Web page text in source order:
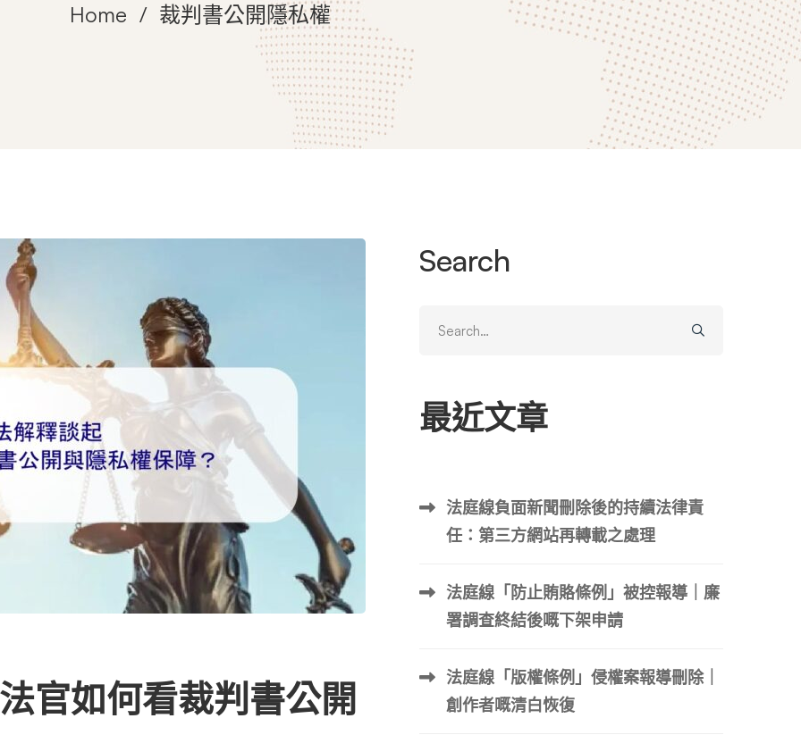
Home 裁判書公開隱私權
官如何看裁判書公開
Search
for:
最近文章
法庭線負面新聞刪除後的持續法律責
任：第三方網站再轉載之處理
法庭線「防止賄賂條例」被控報導｜廉
署調查終結後嘅下架申請
法庭線「版權條例」侵權案報導刪除｜
創作者嘅清白恢復